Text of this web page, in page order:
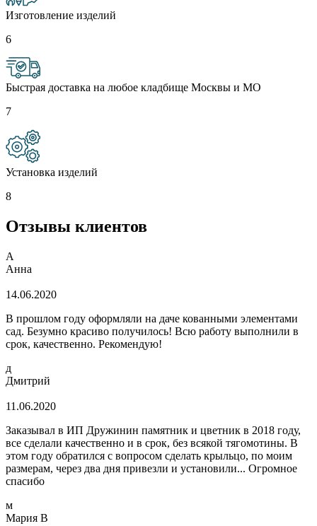
Изготовление изделий
6
Быстрая доставка на любое кладбище Москвы и МО
7
Установка изделий
8
Отзывы клиентов
А
Анна
14.06.2020
В прошлом году оформляли на даче кованными элементами
сад. Безумно красиво получилось! Всю работу выполнили в
срок, качественно. Рекомендую!
д
Дмитрий
11.06.2020
Заказывал в ИП Дружинин памятник и цветник в 2018 году,
все сделали качественно и в срок, без всякой тягомотины. В
этом году обратился с вопросом сделать крыльцо, по моим
размерам, через два дня привезли и установили... Огромное
спасибо
м
Мария В